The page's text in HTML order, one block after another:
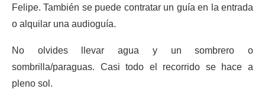
Felipe. También se puede contratar un guía en la entrada
o alquilar una audioguía.
No olvides llevar agua y un sombrero o
sombrilla/paraguas. Casi todo el recorrido se hace a
pleno sol.